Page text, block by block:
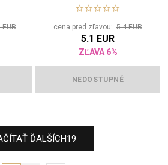
cena pred zľavou: 5.4 EUR
5.1 EUR
ZĽAVA 6%
NEDOSTUPNÉ
ĎALŠÍCH19